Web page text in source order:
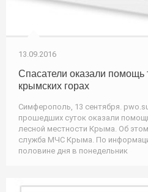
13.09.2016
Спасатели оказали помощь
крымских горах
Симферополь, 13 сентября.
прошедших суток оказали
лесной местности Крыма. Об
служба МЧС Крыма. По
половине дня в понедельник